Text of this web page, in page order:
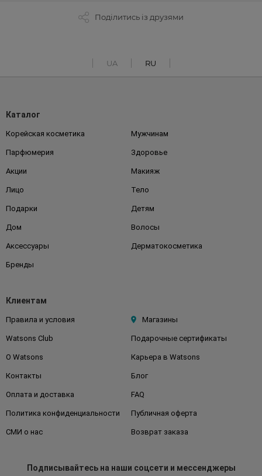
Поділитись із друзями
UA RU
Каталог
Корейская косметика Мужчинам
Парфюмерия Здоровье
Акции Макияж
Лицо Тело
Подарки Детям
Дом Волосы
Аксессуары Дерматокосметика
Бренды
Клиентам
Правила и условия Магазины
Watsons Club Подарочные сертификаты
О Watsons Карьера в Watsons
Контакты Блог
Оплата и доставка FAQ
Политика конфиденциальности Публичная оферта
СМИ о нас Возврат заказа
Подписывайтесьна наши соцсети и мессенджеры